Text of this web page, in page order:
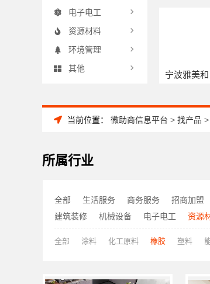
宁波雅美和居建材科技有限公司
电子电工
资源材料
环境管理
其他
当前位置： 微助商信息平台 > 找产品 >
所属行业
全部 生活服务 商务服务 招商加盟
建筑装修
机械设备 电子电工 资源
全部 涂料 化工原料 橡胶 塑料